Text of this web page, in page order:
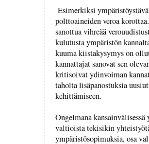
Esimerkiksi
polttoaineiden veroa
sanottua vihreää
kulutusta ympäristön
kuuma kiistakysymys on
kannattajat sanovat sen
kritisoivat ydinvoiman
taholta lisäpanostuksia
kehittämiseen.
Ongelmana
valtioista tekisikin
ympäristösopimuksia, osa